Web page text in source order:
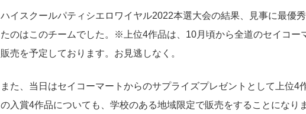
ハイスクールパティシエロワイヤル2022本選大会の結果、見事に最優
たのはこのチームでした。※上位4作品は、10月頃から全道のセイコー
販売を予定しております。お見逃しなく。
また、当日はセイコーマートからのサプライズプレゼントとして上位4
の入賞4作品についても、学校のある地域限定で販売をすることになり